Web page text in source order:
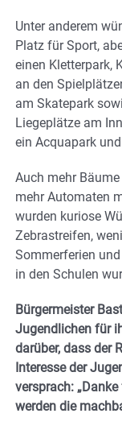
Unter anderem
Platz für Sport,
einen Kletterpark,
an den
am Skatepark
Liegeplätze am
ein Acquapark
Auch mehr
mehr Automaten
wurden kuriose
Zebrastreifen,
Sommerferien
in den Schulen
Bürgermeister
Jugendlichen für
darüber, dass der
Interesse der
versprach:
werden die